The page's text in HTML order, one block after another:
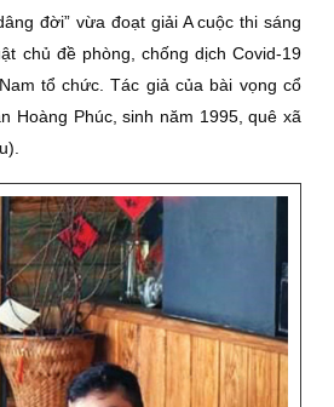
đời” vừa đoạt giải A cuộc thi sáng
chủ đề phòng, chống dịch Covid-19
tổ chức. Tác giả của bài vọng cổ
Hoàng Phúc, sinh năm 1995, quê xã